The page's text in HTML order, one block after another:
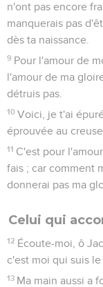
n'ont pas encore
manquerais pas
dès ta naissance.
9 Pour l'amour de
l'amour de ma
détruis pas.
10 Voici, je t'ai
éprouvée au
11 C'est pour
fais ; car comment
donnerai pas ma
Celui qui
12 Écoute-moi, ô
c'est moi qui suis
13 Ma main aussi a